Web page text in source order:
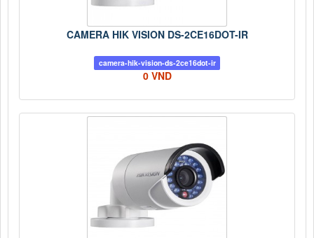
CAMERA HIK VISION DS-2CE16DOT-IR
camera-hik-vision-ds-2ce16dot-ir
0 VND